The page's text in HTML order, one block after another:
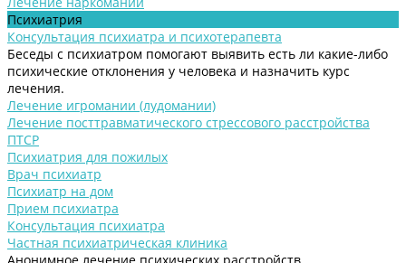
Психиатрия
Консультация психиатра и психотерапевта
Беседы с психиатром помогают выявить есть ли какие-либо
психические отклонения у человека и назначить курс
лечения.
Лечение игромании (лудомании)
Лечение посттравматического стрессового расстройства
ПТСР
Психиатрия для пожилых
Врач психиатр
Психиатр на дом
Прием психиатра
Консультация психиатра
Частная психиатрическая клиника